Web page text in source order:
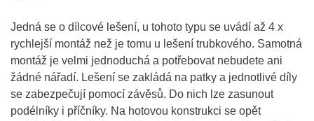
Jedná se o dílcové lešení, u tohoto typu se uvádí až 4 x
rychlejší montáž než je tomu u lešení trubkového. Samotná
montáž je velmi jednoduchá a potřebovat nebudete ani
žádné nářadí. Lešení se zakládá na patky a jednotlivé díly
se zabezpečují pomocí závěsů. Do nich lze zasunout
podélníky i příčníky. Na hotovou konstrukci se opět